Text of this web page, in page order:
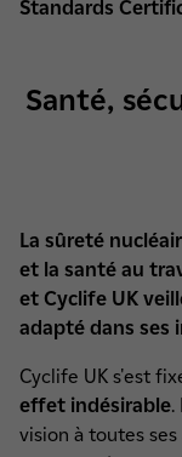
Standards
Santé,
La sûreté
et la santé au
et Cyclife UK
adapté dans ses
Cyclife UK s'est
effet indésirable.
vision à toutes